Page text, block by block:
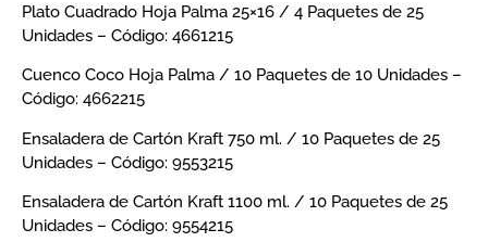
Plato Cuadrado Hoja Palma 25×16 / 4 Paquetes de 25
Unidades – Código: 4661215
Cuenco Coco Hoja Palma / 10 Paquetes de 10 Unidades –
Código: 4662215
Ensaladera de Cartón Kraft 750 ml. / 10 Paquetes de 25
Unidades – Código: 9553215
Ensaladera de Cartón Kraft 1100 ml. / 10 Paquetes de 25
Unidades – Código: 9554215